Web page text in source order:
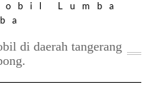
di daerah tangerang